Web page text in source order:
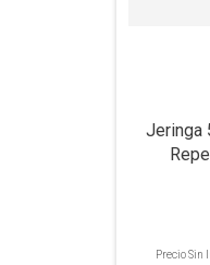
Jeringa
Precio Sin